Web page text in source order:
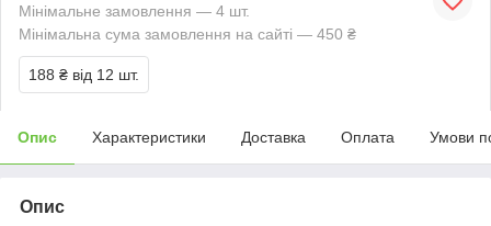
Мінімальне замовлення — 4 шт.
Мінімальна сума замовлення на сайті — 450 ₴
188 ₴ від 12 шт.
Опис Характеристики Доставка Оплата Умови
Опис